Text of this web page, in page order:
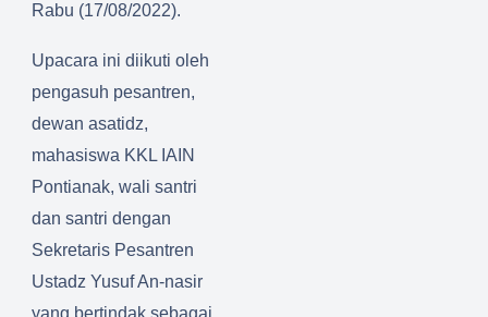
Rabu (17/08/2022).
Upacara ini diikuti oleh
pengasuh pesantren,
dewan asatidz,
mahasiswa KKL IAIN
Pontianak, wali santri
dan santri dengan
Sekretaris Pesantren
Ustadz Yusuf An-nasir
yang bertindak sebagai